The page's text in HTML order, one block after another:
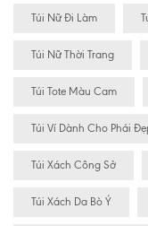
Túi Nữ Đi Làm
Túi Nữ Thời Trang
Túi Tote Màu Cam
Túi Ví Dành Cho Phái
Túi Xách Công Sở
Túi Xách Da Bò Ý